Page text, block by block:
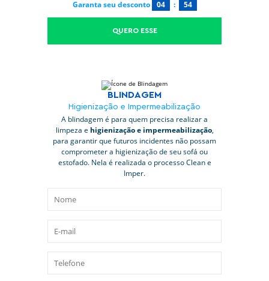
Garanta seu desconto 04 : 53
QUERO ESSE
BLINDAGEM
Higienização e Impermeabilização
A blindagem é para quem precisa realizar a
limpeza e higienização e impermeabilização,
para garantir que futuros incidentes não possam
comprometer a higienização de seu sofá ou
estofado. Nela é realizada o processo Clean e
Imper.